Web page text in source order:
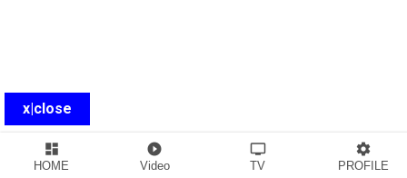
x|close
dashboard
HOME
play_circle_filled
Video
tv
TV
settings
PROFILE